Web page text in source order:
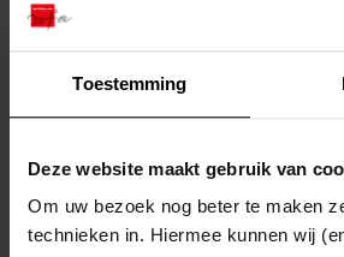
Toestemming
Deze website maakt gebruik van
Om uw bezoek nog beter te maken
technieken in. Hiermee kunnen wij
Toon details van deze beschrijving
25.Walvisvaarders
Toon details van deze beschrijving
26.Gilden en Neringen
Toon details van deze beschrijving